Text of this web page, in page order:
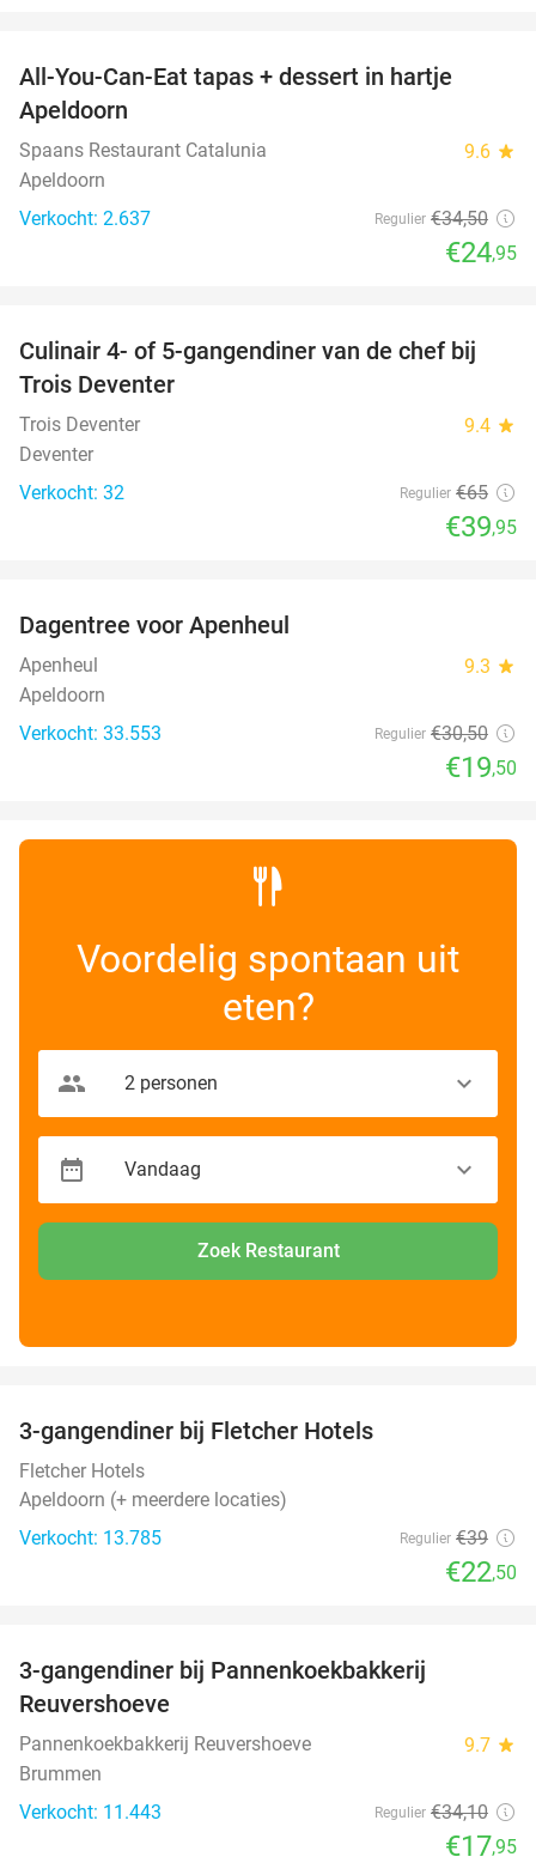
All-You-Can-Eat tapas + dessert in hartje
Apeldoorn
Spaans Restaurant Catalunia 9.6 star
Apeldoorn
Verkocht: 2.637
Regulier €34,50
€24,95
39%
Culinair 4- of 5-gangendiner van de chef bij
Trois Deventer
Trois Deventer 9.4 star
Deventer
Verkocht: 32
Regulier €65
€39,95
Dagentree voor Apenheul
Apenheul 9.3 star
Apeldoorn
Verkocht: 33.553
Regulier €30,50
€19,50
Voordelig spontaan uit
eten?
Zoek Restaurant
3-gangendiner bij Fletcher Hotels
Fletcher Hotels
Apeldoorn (+ meerdere locaties)
Verkocht: 13.785
Regulier €39
€22,50
3-gangendiner bij Pannenkoekbakkerij
Reuvershoeve
Pannenkoekbakkerij Reuvershoeve 9.7 star
Brummen
Verkocht: 11.443
Regulier €34,10
€17,95